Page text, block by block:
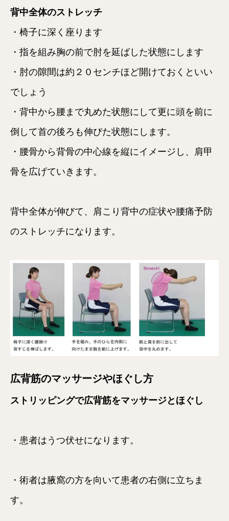
背中全体のストレッチ
・椅子に深く座ります
・指を組み胸の前で肘を延ばした状態にします
・肘の隙間は約２０センチほど開けておくといい
でしょう
・背中から腰まで丸めた状態にして更に頭を前に
倒して首の後ろも伸びた状態にします。
・腰骨から背骨の中心線を縦にイメージし、肩甲
骨を広げていきます。
背中全体が伸びて、肩こり背中の症状や腰痛予防
のストレッチになります。
広背筋のマッサージやほぐし方
ストリッピングで広背筋をマッサージとほぐし
・患者はうつ伏せになります。
・術者は腋窩の方を向いて患者の右側に立ちま
す。